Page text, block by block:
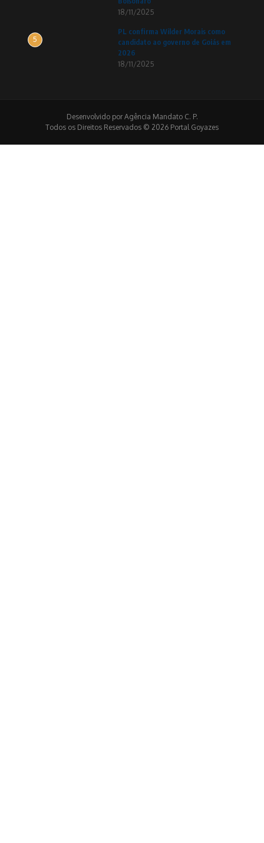
18/11/2025
5
PL confirma Wilder Morais como
candidato ao governo de Goiás em
2026
18/11/2025
Desenvolvido por Agência Mandato C. P.
Todos os Direitos Reservados © 2026 Portal Goyazes